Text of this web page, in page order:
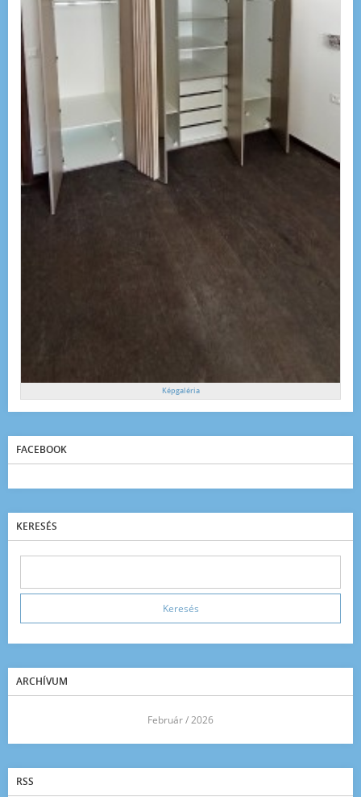
Képgaléria
FACEBOOK
KERESÉS
ARCHÍVUM
Február / 2026
RSS